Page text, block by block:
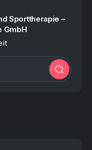
Sporttherapie –
GmbH